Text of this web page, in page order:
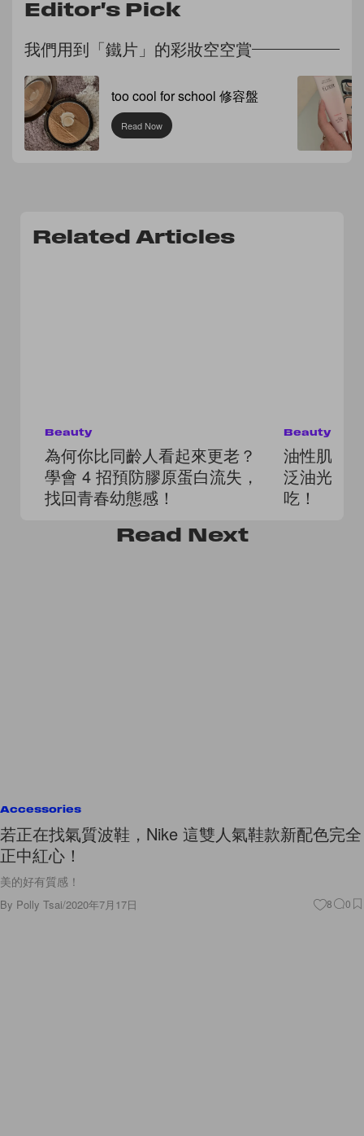
Editor's Pick
我們用到「鐵片」的彩妝空空賞
too cool for school 修容盤
Read Now
Related Articles
Beauty
為何你比同齡人看起來更老？
學會 4 招預防膠原蛋白流失，
找回青春幼態感！
Beauty
油性肌膚
泛油光，
吃！
Read Next
Accessories
若正在找氣質波鞋，Nike 這雙人氣鞋款新配色完全
正中紅心！
美的好有質感！
By Polly Tsai/2020年7月17日 8 0